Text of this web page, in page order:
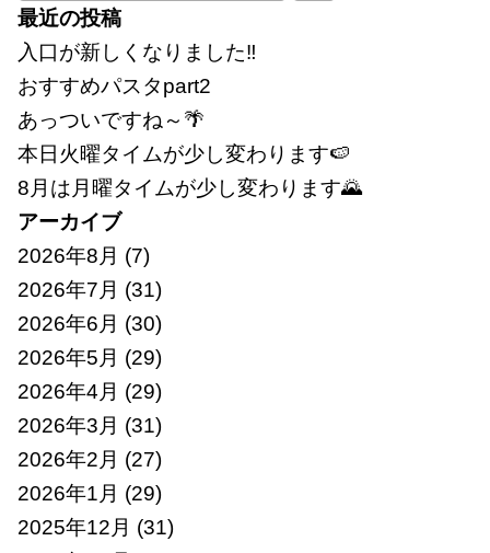
索:
最近の投稿
入口が新しくなりました‼
おすすめパスタpart2
あっついですね～🌴
本日火曜タイムが少し変わります🍉
8月は月曜タイムが少し変わります🌄
アーカイブ
2026年8月 (7)
2026年7月 (31)
2026年6月 (30)
2026年5月 (29)
2026年4月 (29)
2026年3月 (31)
2026年2月 (27)
2026年1月 (29)
2025年12月 (31)